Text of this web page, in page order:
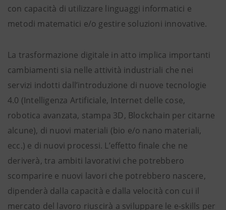
con capacità di utilizzare linguaggi informatici e
metodi matematici e/o gestire soluzioni innovative.
La trasformazione digitale in atto implica importanti
cambiamenti sia nelle attività industriali che nei
servizi indotti dall’introduzione di nuove tecnologie
4.0 (Intelligenza Artificiale, Internet delle cose,
robotica avanzata, stampa 3D, Blockchain per citarne
alcune), di nuovi materiali (bio e/o nano materiali,
ecc.) e di nuovi processi. L’effetto finale che ne
deriverà, tra ambiti lavorativi che potrebbero
scomparire e nuovi lavori che potrebbero nascere,
dipenderà dalla capacità e dalla velocità con cui il
mercato del lavoro riuscirà a sviluppare le e-skills per